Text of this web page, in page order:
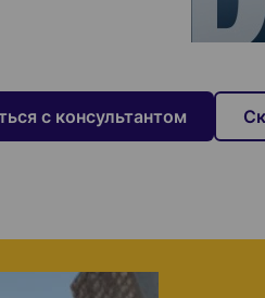
с консультантом